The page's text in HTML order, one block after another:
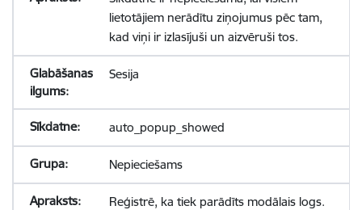
lietotājiem nerādītu ziņojumus pēc tam,
kad viņi ir izlasījuši un aizvēruši tos.
Sesija
auto_popup_showed
Nepieciešams
Reģistrē, ka tiek parādīts modālais logs.